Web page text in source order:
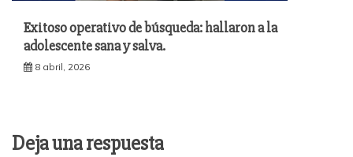
Exitoso operativo de búsqueda: hallaron a la
adolescente sana y salva.
8 abril, 2026
Deja una respuesta